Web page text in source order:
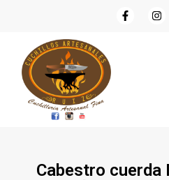
Cabestro cuerda